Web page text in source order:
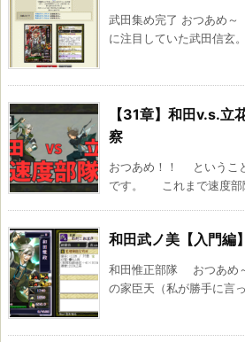
武田集め完了 おつあめ
に注目していた武田信玄
【31章】和田v.s.立
察
おつあめ！！ というこ
です。 これまで速度部
和田武ノ美【入門編】
和田惟正部隊 おつあめ
の家臣天（私が勝手に言